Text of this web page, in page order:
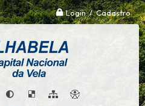
Login / Cadastro